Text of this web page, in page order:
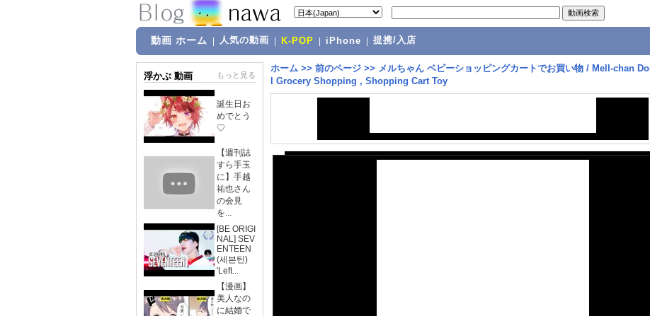
動画 ホーム 人気の動画 K-POP iPhone 提携/入店
浮かぶ 動画 もっと見る
誕生日お
めでとう
♡
【週刊誌
すら手玉
に】手越
祐也さん
の会見
を...
[BE ORIGI
NAL] SEV
ENTEEN
(세븐틴)
'Left...
【漫画】
美人なの
に結婚で
ホーム >> 前のページ >> メルちゃん ベビーショッピングカートでお買い物 / Mell-chan Dol
l Grocery Shopping , Shopping Cart Toy